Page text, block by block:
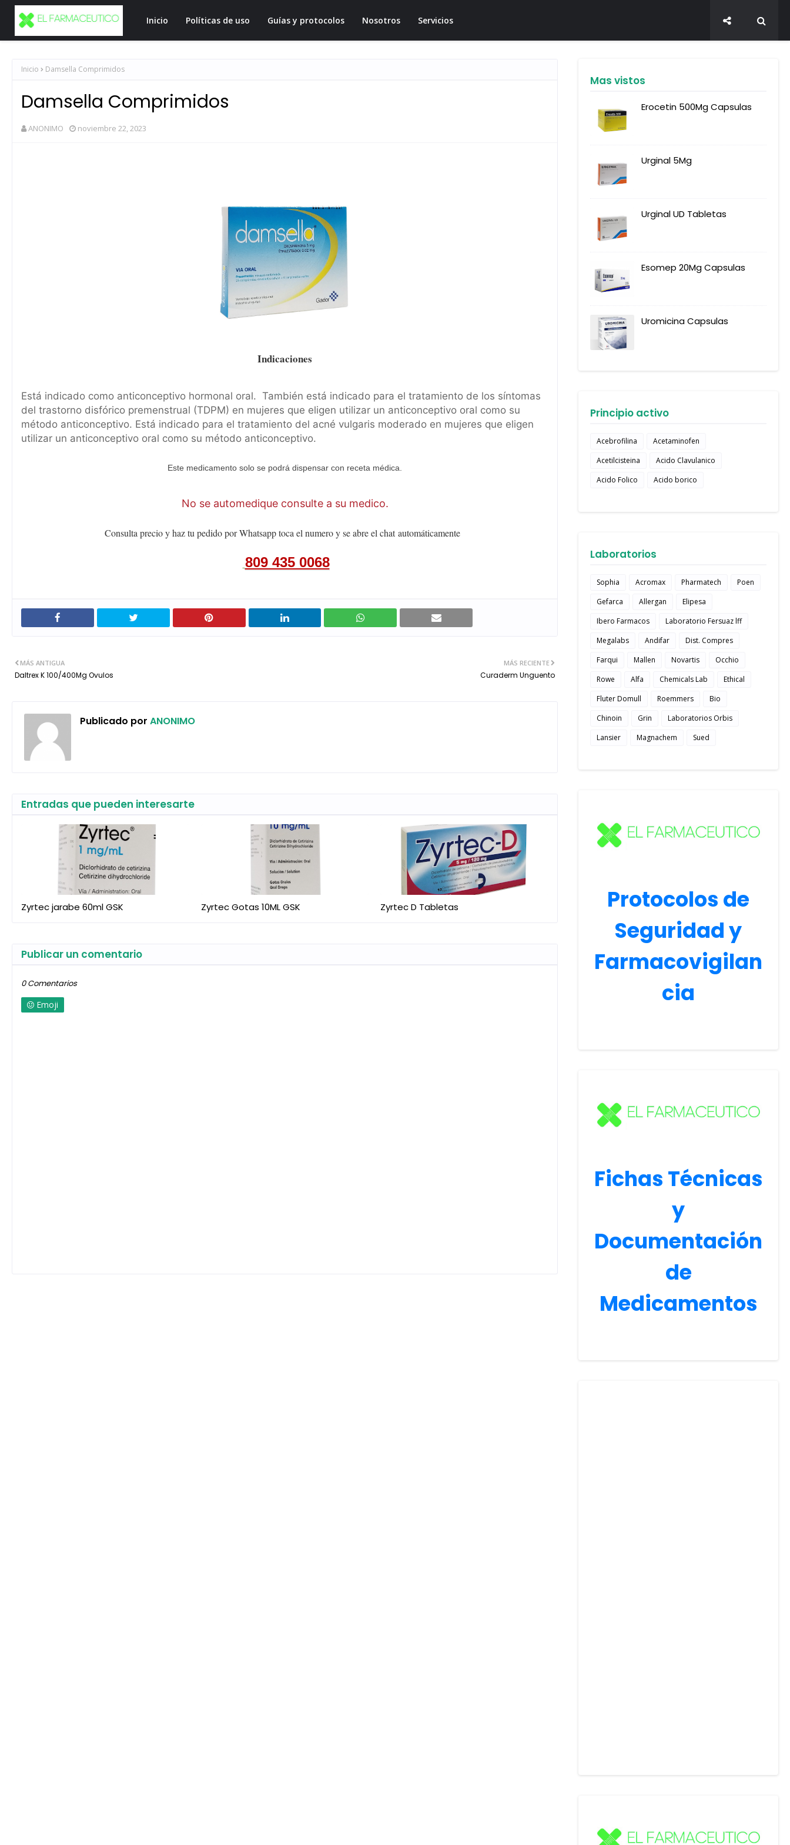
Inicio Políticas de uso Guías y protocolos Nosotros Servicios
Inicio Damsella Comprimidos
Damsella Comprimidos
ANONIMO noviembre 22, 2023
Indicaciones
Está indicado como anticonceptivo hormonal oral. También está indicado para el tratamiento de los síntomas
del trastorno disfórico premenstrual (TDPM) en mujeres que eligen utilizar un anticonceptivo oral como su
método anticonceptivo. Está indicado para el tratamiento del acné vulgaris moderado en mujeres que eligen
utilizar un anticonceptivo oral como su método anticonceptivo.
Este medicamento solo se podrá dispensar con receta médica.
No se automedique consulte a su medico.
Consulta precio y haz tu pedido por Whatsapp toca el numero y se abre el chatautomáticamente
809 435 0068
MÁS RECIENTE
Curaderm Unguento
MÁS ANTIGUA
Daltrex K 100/400Mg Ovulos
Publicado por ANONIMO
Entradas que pueden interesarte
Zyrtec jarabe 60ml GSK Zyrtec Gotas 10ML GSK Zyrtec D Tabletas
Publicar un comentario
0 Comentarios
Emoji
Mas vistos
Erocetin 500Mg Capsulas
Urginal 5Mg
Urginal UD Tabletas
Esomep 20Mg Capsulas
Uromicina Capsulas
Principio activo
Acebrofilina
Acetaminofen
Acetilcisteina
Acido Clavulanico
Acido Folico
Acido borico
Laboratorios
Sophia Acromax Pharmatech
Poen
Gefarca
Allergan
Elipesa
Ibero Farmacos
Laboratorio Fersuaz lff
Megalabs
Andifar
Dist. Compres
Farqui
Mallen Novartis
Occhio
Rowe
Alfa Chemicals Lab
Ethical
Fluter Domull
Roemmers
Bio
Chinoin
Grin
Laboratorios Orbis
Lansier
Magnachem Sued
Protocolos de
Seguridad y
Farmacovigilan
cia
Fichas Técnicas
y
Documentación
de
Medicamentos